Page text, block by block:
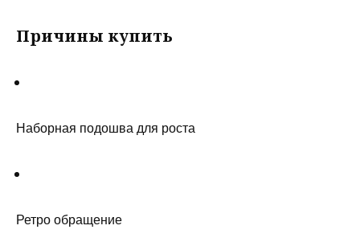
Причины купить
Наборная подошва для роста
Ретро обращение